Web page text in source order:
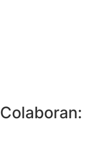
Colaboran: